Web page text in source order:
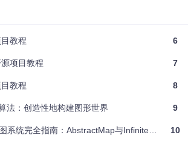
以通过以下命令运行其中一个示例：
教程
项目教程
教程
法：创造性地构建图形世界
全指南：AbstractMap与InfiniteMap核心实现
6
7
8
9
10